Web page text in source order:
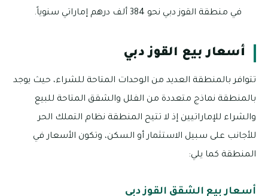
في منطقة القوز دبي نحو 384 ألف درهم إماراتي سنوياً.
أسعار بيع القوز دبي
تتوافر بالمنطقة العديد من الوحدات المتاحة للشراء، حيث يوجد
بالمنطقة نماذج متعددة من الفلل والشقق المتاحة للبيع
والشراء للإماراتيين إذ لا تتيح المنطقة نظام التملك الحر
للأجانب على سبيل الاستثمار أو السكن، وتكون الأسعار في
المنطقة كما يلي:
أسعار بيع الشقق القوز دبي